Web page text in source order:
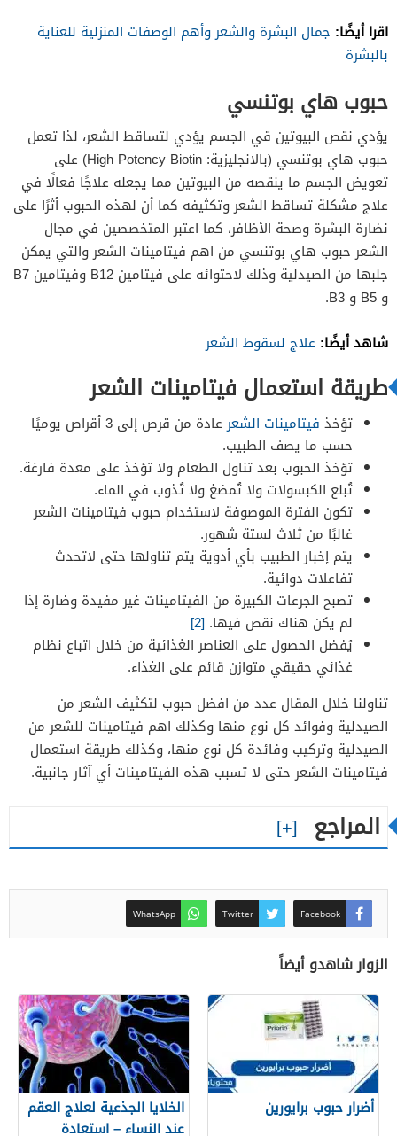
اقرا أيضًا: جمال البشرة والشعر وأهم الوصفات المنزلية للعناية
بالبشرة
حبوب هاي بوتنسي
يؤدي نقص البيوتين قي الجسم يؤدي لتساقط الشعر، لذا تعمل
حبوب هاي بوتنسي (بالانجليزية: High Potency Biotin) على
تعويض الجسم ما ينقصه من البيوتين مما يجعله علاجًا فعالًا في
علاج مشكلة تساقط الشعر وتكثيفه كما أن لهذه الحبوب أثرًا على
نضارة البشرة وصحة الأظافر، كما اعتبر المتخصصين في مجال
الشعر حبوب هاي بوتنسي من اهم فيتامينات الشعر والتي يمكن
جلبها من الصيدلية وذلك لاحتوائه على فيتامين B12 وفيتامين B7
و B5 و B3.
شاهد أيضًا: علاج لسقوط الشعر
طريقة استعمال فيتامينات الشعر
تؤخذ فيتامينات الشعر
عادة من قرص إلى 3 أقراص يوميًا
حسب ما يصف الطبيب.
تؤخذ الحبوب بعد تناول الطعام ولا تؤخذ على معدة فارغة.
تُبلع الكبسولات ولا تُمضغ ولا تُذوب في الماء.
تكون الفترة الموصوفة لاستخدام حبوب فيتامينات الشعر
غالبًا من ثلاث لستة شهور.
يتم إخبار الطبيب بأي أدوية يتم تناولها حتى لاتحدث
تفاعلات دوائية.
تصبح الجرعات الكبيرة من الفيتامينات غير مفيدة وضارة إذا
لم يكن هناك نقص فيها. [2]
يُفضل الحصول على العناصر الغذائية من خلال اتباع نظام
غذائي حقيقي متوازن قائم على الغذاء.
تناولنا خلال المقال عدد من افضل حبوب لتكثيف الشعر من
الصيدلية وفوائد كل نوع منها وكذلك اهم فيتامينات للشعر من
الصيدلية وتركيب وفائدة كل نوع منها، وكذلك طريقة استعمال
فيتامينات الشعر حتى لا تسبب هذه الفيتامينات أي آثار جانبية.
المراجع
Facebook
Twitter
WhatsApp
الزوار شاهدو أيضاً
أضرار حبوب برايورين
الخلایا الجذعیة لعلاج العقم
عند النساء – استعادة